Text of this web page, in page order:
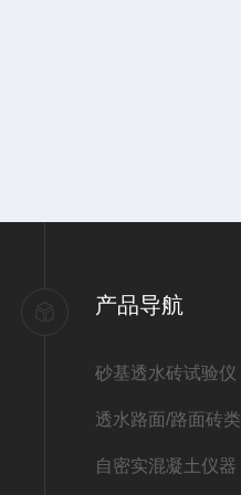
产品导航
砂基透水砖试验仪
透水路面/路面砖类
自密实混凝土仪器